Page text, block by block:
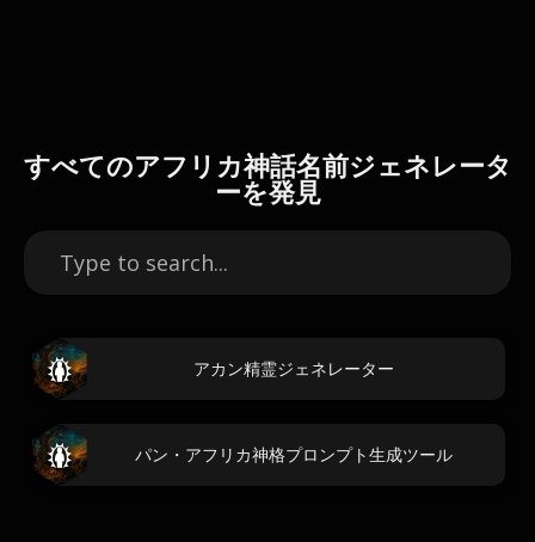
すべてのアフリカ神話名前ジェネレータ
ーを発見
アカン精霊ジェネレーター
パン・アフリカ神格プロンプト生成ツール